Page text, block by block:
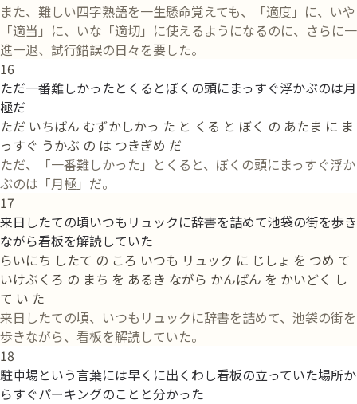
また、難しい四字熟語を一生懸命覚えても、「適度」に、いや
「適当」に、いな「適切」に使えるようになるのに、さらに一
進一退、試行錯誤の日々を要した。
16
ただ一番難しかったとくるとぼくの頭にまっすぐ浮かぶのは月
極だ
ただ いちばん むずかしかっ た と くる と ぼく の あたま に ま
っすぐ うかぶ の は つきぎめ だ
ただ、「一番難しかった」とくると、ぼくの頭にまっすぐ浮か
ぶのは「月極」だ。
17
来日したての頃いつもリュックに辞書を詰めて池袋の街を歩き
ながら看板を解読していた
らいにち したて の ころ いつも リュック に じしょ を つめ て
いけぶくろ の まち を あるき ながら かんばん を かいどく し
て い た
来日したての頃、いつもリュックに辞書を詰めて、池袋の街を
歩きながら、看板を解読していた。
18
駐車場という言葉には早くに出くわし看板の立っていた場所か
らすぐパーキングのことと分かった